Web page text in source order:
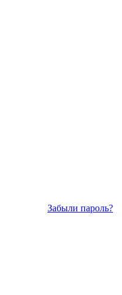
Забыли пароль?